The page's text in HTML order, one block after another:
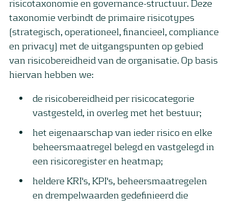
risicotaxonomie en governance-structuur. Deze
taxonomie verbindt de primaire risicotypes
(strategisch, operationeel, financieel, compliance
en privacy) met de uitgangspunten op gebied
van risicobereidheid van de organisatie. Op basis
hiervan hebben we:
de risicobereidheid per risicocategorie
vastgesteld, in overleg met het bestuur;
het eigenaarschap van ieder risico en elke
beheersmaatregel belegd en vastgelegd in
een risicoregister en heatmap;
heldere KRI's, KPI's, beheersmaatregelen
en drempelwaarden gedefinieerd die